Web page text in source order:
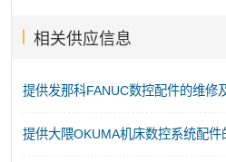
相关供应信息
提供发那科FANUC数控配件的维修